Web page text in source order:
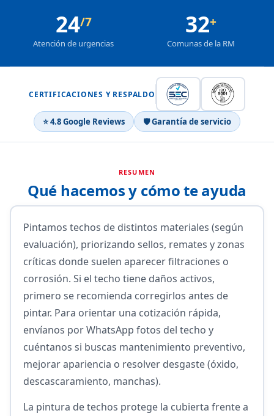
24/7
Atención de urgencias
32+
Comunas de la RM
CERTIFICACIONES Y RESPALDO
⭐ 4.8 Google Reviews 🛡 Garantía de servicio
RESUMEN
Qué hacemos y cómo te ayuda
Pintamos techos de distintos materiales (según
evaluación), priorizando sellos, remates y zonas
críticas donde suelen aparecer filtraciones o
corrosión. Si el techo tiene daños activos,
primero se recomienda corregirlos antes de
pintar. Para orientar una cotización rápida,
envíanos por WhatsApp fotos del techo y
cuéntanos si buscas mantenimiento preventivo,
mejorar apariencia o resolver desgaste (óxido,
descascaramiento, manchas).
La pintura de techos protege la cubierta frente a